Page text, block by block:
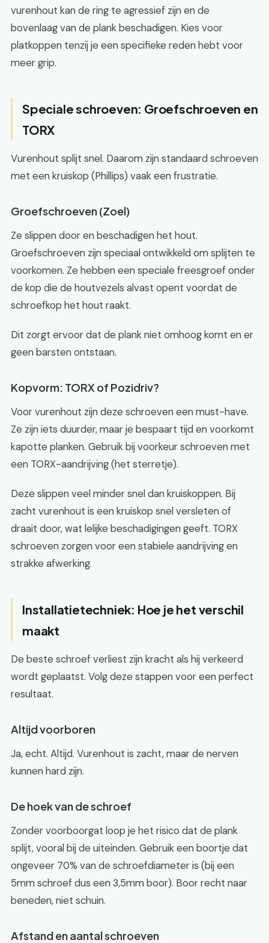
vurenhout kan de ring te agressief zijn en de
bovenlaag van de plank beschadigen. Kies voor
platkoppen tenzij je een specifieke reden hebt voor
meer grip.
Speciale schroeven: Groefschroeven en
TORX
Vurenhout splijt snel. Daarom zijn standaard schroeven
met een kruiskop (Phillips) vaak een frustratie.
Groefschroeven (Zoel)
Ze slippen door en beschadigen het hout.
Groefschroeven zijn speciaal ontwikkeld om splijten te
voorkomen. Ze hebben een speciale freesgroef onder
de kop die de houtvezels alvast opent voordat de
schroefkop het hout raakt.
Dit zorgt ervoor dat de plank niet omhoog komt en er
geen barsten ontstaan.
Kopvorm: TORX of Pozidriv?
Voor vurenhout zijn deze schroeven een must-have.
Ze zijn iets duurder, maar je bespaart tijd en voorkomt
kapotte planken. Gebruik bij voorkeur schroeven met
een TORX-aandrijving (het sterretje).
Deze slippen veel minder snel dan kruiskoppen. Bij
zacht vurenhout is een kruiskop snel versleten of
draait door, wat lelijke beschadigingen geeft. TORX
schroeven zorgen voor een stabiele aandrijving en
strakke afwerking.
Installatietechniek: Hoe je het verschil
maakt
De beste schroef verliest zijn kracht als hij verkeerd
wordt geplaatst. Volg deze stappen voor een perfect
resultaat.
Altijd voorboren
Ja, echt. Altijd. Vurenhout is zacht, maar de nerven
kunnen hard zijn.
De hoek van de schroef
Zonder voorboorgat loop je het risico dat de plank
splijt, vooral bij de uiteinden. Gebruik een boortje dat
ongeveer 70% van de schroefdiameter is (bij een
5mm schroef dus een 3,5mm boor). Boor recht naar
beneden, niet schuin.
Afstand en aantal schroeven